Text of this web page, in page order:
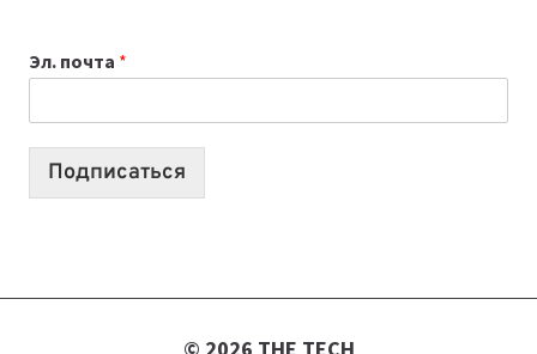
2026:
10
Эл. почта *
Подписаться